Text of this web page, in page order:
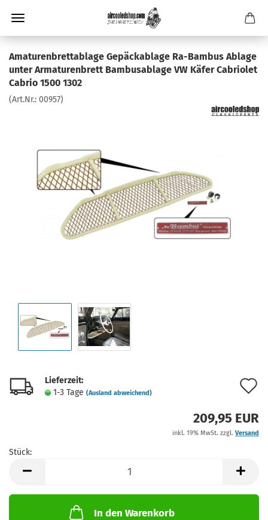
Amaturenbrettablage Gepäckablage Ra-Bambus Ablage
unter Armaturenbrett Bambusablage VW Käfer Cabriolet
Cabrio 1500 1302
(Art.Nr.: 00957)
Lieferzeit:
1-3 Tage (Ausland abweichend)
209,95 EUR
inkl. 19% MwSt. zzgl. Versand
Stück:
In den Warenkorb